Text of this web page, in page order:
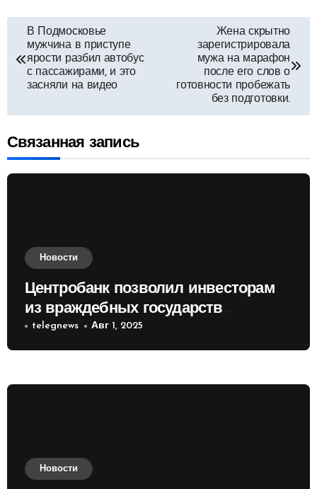
Навигация
по
записям
В Подмосковье
мужчина в приступе
ярости разбил автобус
с пассажирами, и это
засняли на видео
Жена скрытно
зарегистрировала
мужа на марафон
после его слов о
готовности пробежать
без подготовки.
Связанная запись
Новости
Центробанк позволил инвесторам
из враждебных государств
приобретать валюту
telegnews Авг 1, 2025
Новости